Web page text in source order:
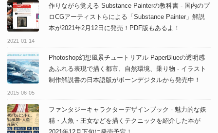
作りながら覚える Substance Painterの教科書 - 国内のプ
ロCGアーティストらによる「Substance Painter」解説
本が2021年2月12日に発売！PDF版もあるよ！
2021-01-14
Photoshop幻想風景チュートリアル PaperBlueの透明感
あふれる表現で描く都市、自然環境、乗り物 - イラスト
制作解説書の日本語版がボーンデジタルから発売中！
2015-06-05
ファンタジーキャラクターデザインブック - 魅力的な妖
精・人魚・王女などを描くテクニックを紹介した本が
2021年12月下旬に発売予定！